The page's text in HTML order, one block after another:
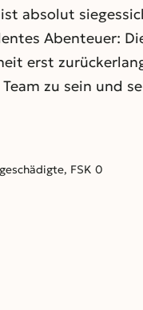
absolut
Abenteuer:
erst
zu sein und
FSK 0